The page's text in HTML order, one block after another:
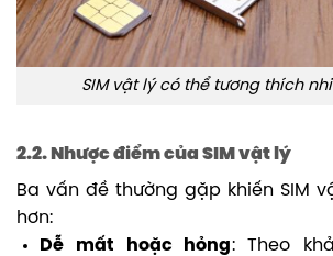
SIM vật lý có thể tương thích
2.2. Nhược điểm của SIM vật lý
Ba vấn đề thường gặp khiến SIM
hơn:
Dễ mất hoặc hỏng: Theo